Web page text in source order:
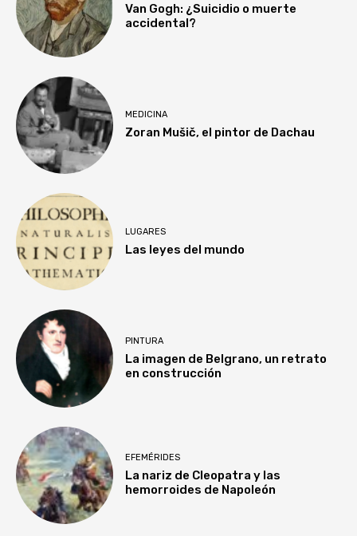
Van Gogh: ¿Suicidio o muerte
accidental?
MEDICINA
Zoran Mušič, el pintor de Dachau
LUGARES
Las leyes del mundo
PINTURA
La imagen de Belgrano, un retrato
en construcción
EFEMÉRIDES
La nariz de Cleopatra y las
hemorroides de Napoleón